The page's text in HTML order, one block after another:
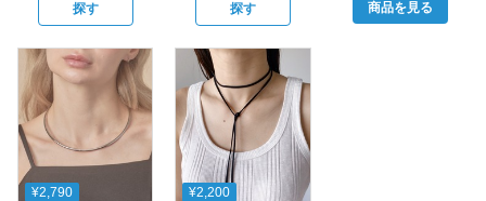
探す 探す 商品を見る
¥2,790 ¥2,200